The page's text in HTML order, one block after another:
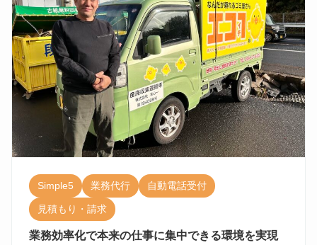
Simple5 業務代行 自動電話受付
見積もり・請求
業務効率化で本来の仕事に集中できる環境を実現